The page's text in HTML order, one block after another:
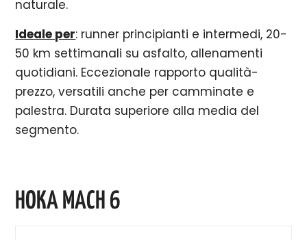
naturale.
Ideale per: runner principianti e intermedi, 20-
50 km settimanali su asfalto, allenamenti
quotidiani. Eccezionale rapporto qualità-
prezzo, versatili anche per camminate e
palestra. Durata superiore alla media del
segmento.
HOKA MACH 6